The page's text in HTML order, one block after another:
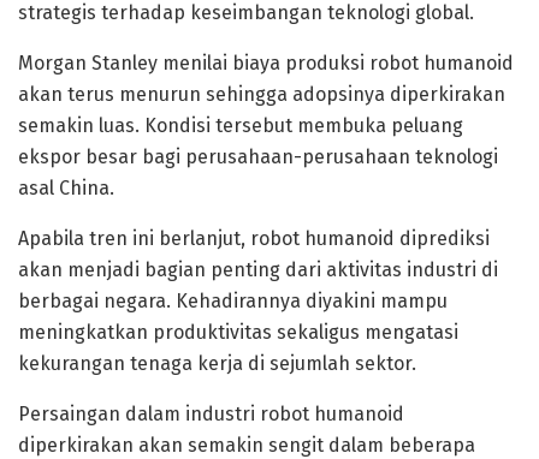
strategis terhadap keseimbangan teknologi global.
Morgan Stanley menilai biaya produksi robot humanoid
akan terus menurun sehingga adopsinya diperkirakan
semakin luas. Kondisi tersebut membuka peluang
ekspor besar bagi perusahaan-perusahaan teknologi
asal China.
Apabila tren ini berlanjut, robot humanoid diprediksi
akan menjadi bagian penting dari aktivitas industri di
berbagai negara. Kehadirannya diyakini mampu
meningkatkan produktivitas sekaligus mengatasi
kekurangan tenaga kerja di sejumlah sektor.
Persaingan dalam industri robot humanoid
diperkirakan akan semakin sengit dalam beberapa